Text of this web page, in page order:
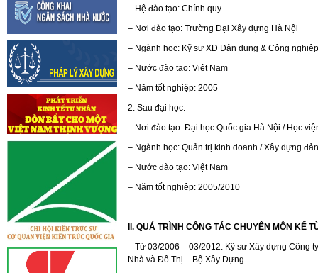
– Hệ đào tạo: Chính quy
– Nơi đào tạo: Trường Đại Xây dựng Hà Nội
– Ngành học: Kỹ sư XD Dân dụng & Công nghiệp
– Nước đào tạo: Việt Nam
– Năm tốt nghiệp: 2005
2. Sau đại học:
– Nơi đào tạo: Đại học Quốc gia Hà Nội / Học
– Ngành học: Quản trị kinh doanh / Xây dựng
– Nước đào tạo: Việt Nam
– Năm tốt nghiệp: 2005/2010
II. QUÁ TRÌNH CÔNG TÁC CHUYÊN MÔN KỂ
– Từ 03/2006 – 03/2012: Kỹ sư Xây dựng Công
Nhà và Đô Thị – Bộ Xây Dựng.